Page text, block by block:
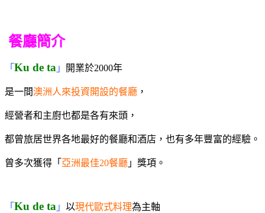
餐廳簡介
「 Ku de ta 」 開業於2000年
是一間澳洲人來投資開設的餐廳 ，
經營者和主廚也都是各有來頭，
都曾旅居世界各地最好的餐廳和酒店，也有多年豐富的經驗。
曾多次獲得「 亞洲最佳20餐廳 」獎項。
「 Ku de ta 」 以現代歐式料理為主軸